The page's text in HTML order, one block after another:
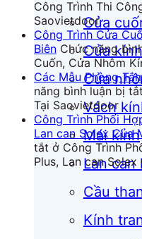
Cửa
Cửa kính
Cửa
Vách
Mái kính
Lan can
Cầu
Kính
Công Trình Thi
Saovietdoor
Công Trình Cửa
Biên Chức năng
Cuốn, Cửa Nhôm
Các Mẫu Phòng
năng bình luận bị tắt
Tại Saovietdoor
Công Trình Phối
Lan can Solex Của
tắt ở Công Trình
Plus, Lan can